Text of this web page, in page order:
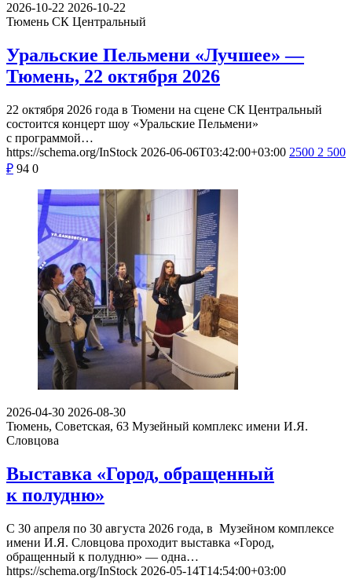
2026-10-22 2026-10-22
Тюмень СК Центральный
Уральские Пельмени «Лучшее» —
Тюмень, 22 октября 2026
22 октября 2026 года в Тюмени на сцене СК Центральный
состоится концерт шоу «Уральские Пельмени»
с программой…
https://schema.org/InStock 2026-06-06T03:42:00+03:00 2500 2 500
₽ 94 0
2026-04-30 2026-08-30
Тюмень, Советская, 63 Музейный комплекс имени И.Я.
Словцова
Выставка «Город, обращенный
к полудню»
С 30 апреля по 30 августа 2026 года, в Музейном комплексе
имени И.Я. Словцова проходит выставка «Город,
обращенный к полудню» — одна…
https://schema.org/InStock 2026-05-14T14:54:00+03:00